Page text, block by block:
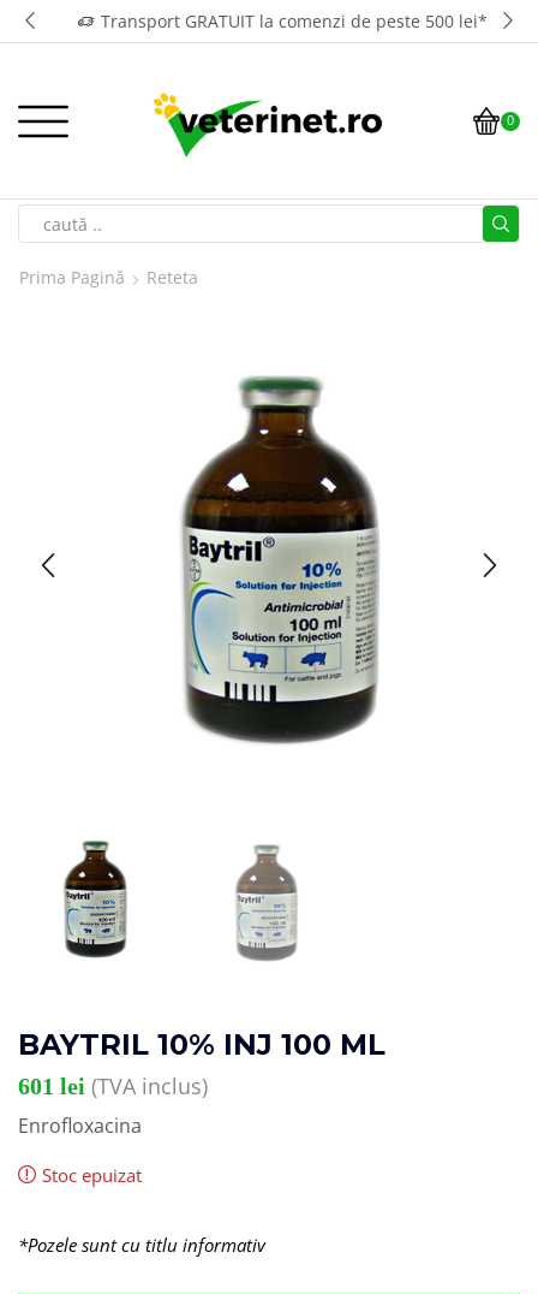
Transport GRATUIT la comenzi de peste 500 lei*
0
Prima Pagină Reteta
BAYTRIL 10% INJ 100 ML
601 lei (TVA inclus)
Enrofloxacina
Stoc epuizat
*Pozele sunt cu titlu informativ